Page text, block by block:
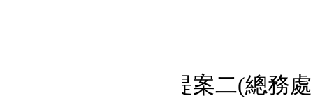
提案二(總務處